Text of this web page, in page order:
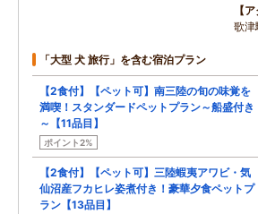
ア
歌津
「大型 犬 旅行」を含む宿泊プラン
【2食付】【ペット可】南三陸の旬の味覚を
満喫！スタンダードペットプラン～船盛付き
～【11品目】
ポイント2%
【2食付】【ペット可】三陸蝦夷アワビ・気
仙沼産フカヒレ姿煮付き！豪華夕食ペットプ
ラン【13品目】